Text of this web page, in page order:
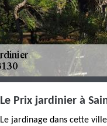
Le Prix jardinier à
Le jardinage dans cette